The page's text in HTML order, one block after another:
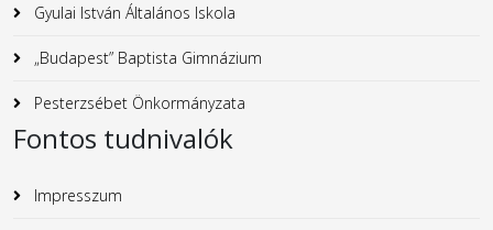
Gyulai István Általános Iskola
„Budapest” Baptista Gimnázium
Pesterzsébet Önkormányzata
Fontos tudnivalók
Impresszum